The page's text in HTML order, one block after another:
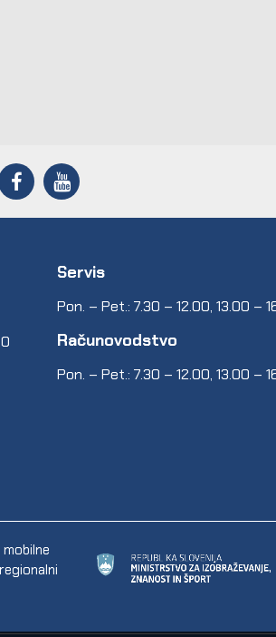
Servis
Pon. – Pet.: 7.30 – 12.00, 13.00 –
Računovodstvo
Pon. – Pet.: 7.30 – 12.00, 13.00 –